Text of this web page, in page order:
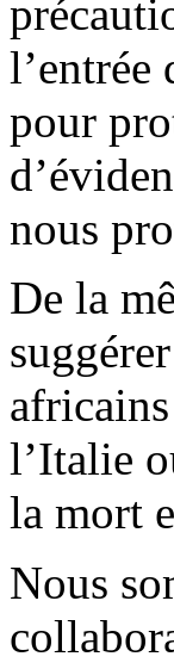
l’entrée
pour
nous
De la
l’Italie
la mort
Nous